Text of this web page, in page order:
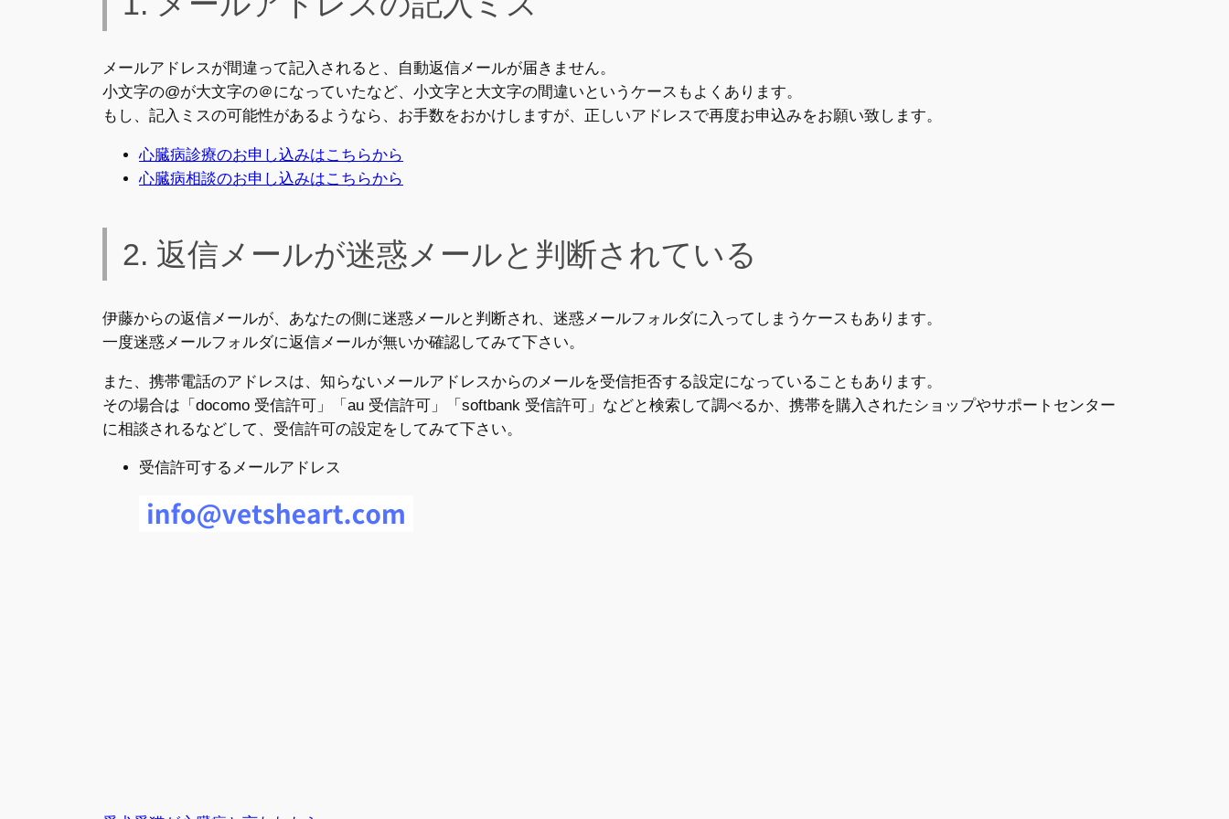
メールアドレスが間違って記入されると、自動返信メールが届きません。
小文字の@が大文字の＠になっていたなど、小文字と大文字の間違いというケースもよくあります。
もし、記入ミスの可能性があるようなら、お手数をおかけしますが、正しいアドレスで再度お申込みをお願い致します。
心臓病診療のお申し込みはこちらから
心臓病相談のお申し込みはこちらから
2. 返信メールが迷惑メールと判断されている
伊藤からの返信メールが、あなたの側に迷惑メールと判断され、迷惑メールフォルダに入ってしまうケースもあります。
一度迷惑メールフォルダに返信メールが無いか確認してみて下さい。
また、携帯電話のアドレスは、知らないメールアドレスからのメールを受信拒否する設定になっていることもあります。
その場合は「docomo 受信許可」「au 受信許可」「softbank 受信許可」などと検索して調べるか、携帯を購入されたショップやサポートセンター
に相談されるなどして、受信許可の設定をしてみて下さい。
受信許可するメールアドレス